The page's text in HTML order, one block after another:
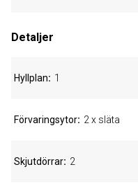
Detaljer
Hyllplan 1
Förvaringsytor 2 x släta
Skjutdörrar 2